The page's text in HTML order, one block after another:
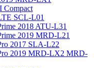
Compact
SCL-L01
2018 ATU-L31
2019 MRD-L21
2017 SLA-L22
2019 MRD-LX2 MRD-